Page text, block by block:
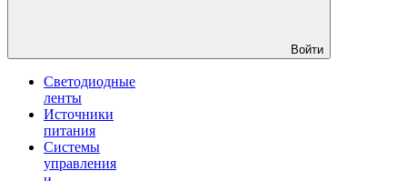
Войти
Светодиодные
ленты
Источники
питания
Системы
управления